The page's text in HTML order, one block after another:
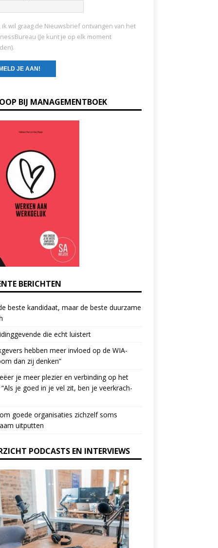
ik wil graag de Nieuwsbrief ontvangen van het
(Je kunt je op elk moment
BIJ MANAGEMENTBOEK
BERICHTEN
beste kandidaat, maar de beste duurzame
die echt luistert
hebben meer invloed op de WIA-
dan zij denken”
je meer plezier en verbinding op het
je goed in je vel zit, ben je veerkrach­
goede organisaties zichzelf soms
uitputten
PODCASTS EN INTERVIEWS